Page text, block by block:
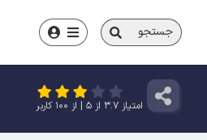
جستجو
امتیاز 3.7 از 5 | از 100 کاربر